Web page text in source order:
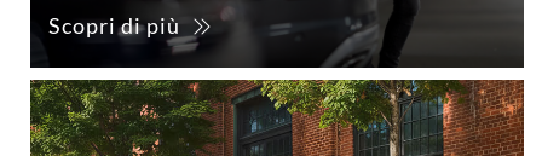
Scopri di più